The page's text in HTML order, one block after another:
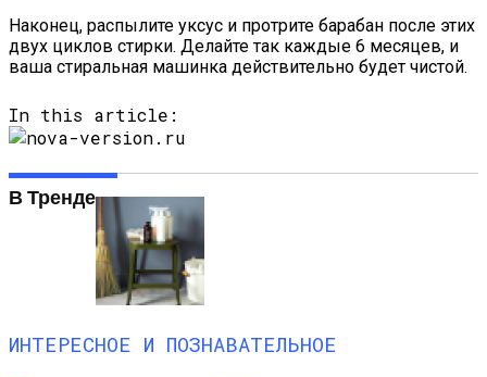
Наконец, распылите уксус и протрите барабан после этих
двух циклов стирки. Делайте так каждые 6 месяцев, и
ваша стиральная машинка действительно будет чистой.
In this article:
В Тренде
ИНТЕРЕСНОЕ И ПОЗНАВАТЕЛЬНОЕ